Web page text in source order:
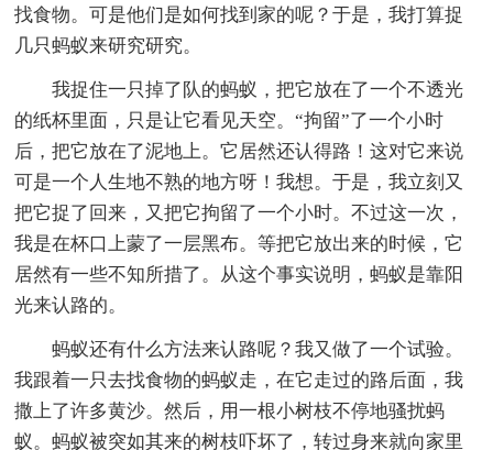
找食物。可是他们是如何找到家的呢？于是，我打算捉
几只蚂蚁来研究研究。
我捉住一只掉了队的蚂蚁，把它放在了一个不透光
的纸杯里面，只是让它看见天空。“拘留”了一个小时
后，把它放在了泥地上。它居然还认得路！这对它来说
可是一个人生地不熟的地方呀！我想。于是，我立刻又
把它捉了回来，又把它拘留了一个小时。不过这一次，
我是在杯口上蒙了一层黑布。等把它放出来的时候，它
居然有一些不知所措了。从这个事实说明，蚂蚁是靠阳
光来认路的。
蚂蚁还有什么方法来认路呢？我又做了一个试验。
我跟着一只去找食物的蚂蚁走，在它走过的路后面，我
撒上了许多黄沙。然后，用一根小树枝不停地骚扰蚂
蚁。蚂蚁被突如其来的树枝吓坏了，转过身来就向家里